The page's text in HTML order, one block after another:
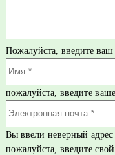
Пожалуйста, введите
пожалуйста, введите
Вы ввели неверный
пожалуйста, введите